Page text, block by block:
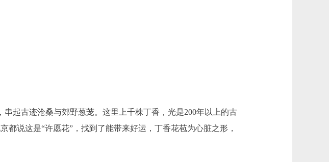
古迹沧桑与郊野葱茏。这里上千株丁香，光是200年以上的古
说这是“许愿花”，找到了能带来好运，丁香花苞为心脏之形，